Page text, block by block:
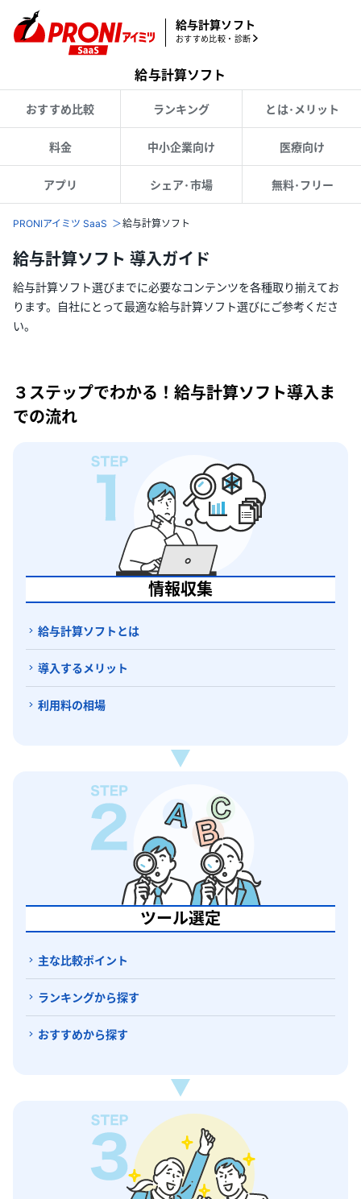
給与計算ソフト
おすすめ比較・診断
給与計算ソフト
おすすめ比較 ランキング とは･メリット
料金 中小企業向け 医療向け
アプリ シェア･市場 無料･フリー
PRONIアイミツ SaaS 給与計算ソフト
給与計算ソフト 導入ガイド
給与計算ソフト選びまでに必要なコンテンツを各種取り揃えてお
ります。自社にとって最適な給与計算ソフト選びにご参考くださ
い。
３ステップでわかる！給与計算ソフト導入ま
での流れ
情報収集
給与計算ソフトとは
導入するメリット
利用料の相場
ツール選定
主な比較ポイント
ランキングから探す
おすすめから探す